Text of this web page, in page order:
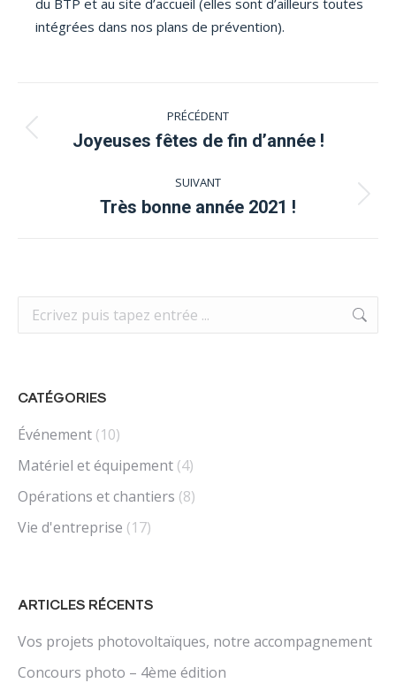
du BTP et au site d’accueil (elles sont d’ailleurs toutes
intégrées dans nos plans de prévention).
Navigation
article
PRÉCÉDENT
Article
:
Joyeuses fêtes de fin d’année !
SUIVANT
Article
Très bonne année 2021 !
Recherche
:
CATÉGORIES
Événement (10)
Matériel et équipement (4)
Opérations et chantiers (8)
Vie d'entreprise (17)
ARTICLES RÉCENTS
Vos projets photovoltaïques, notre accompagnement
Concours photo – 4ème édition